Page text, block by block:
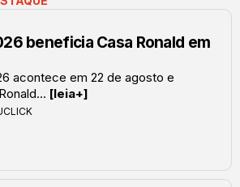
beneficia Casa Ronald em
acontece em 22 de agosto e
[leia+]